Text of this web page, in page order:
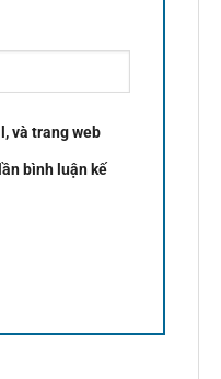
và trang web
bình luận kế